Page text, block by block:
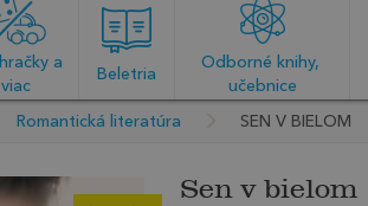
a
viac
Beletria
Odborné knihy,
učebnice
Romantická literatúra SEN V BIELOM
Sen v bielom